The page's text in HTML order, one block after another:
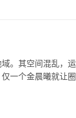
。其空间混乱，
一个金晨曦就让